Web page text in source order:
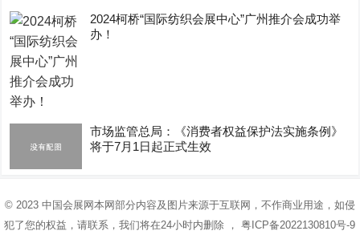
2024柯桥“国际纺织会展中心”广州推介会成功举
办！
市场监管总局：《消费者权益保护法实施条例》
将于7月1日起正式生效
© 2023 中国会展网本网部分内容及图片来源于互联网，不作商业用途，如侵
犯了您的权益，请联系，我们将在24小时内删除 ，粤ICP备2022130810号-9